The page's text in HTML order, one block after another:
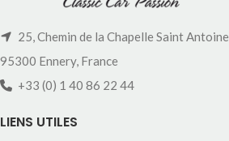
25, Chemin de la Chapelle Saint Antoine
95300 Ennery, France
+33 (0) 1 40 86 22 44
LIENS UTILES